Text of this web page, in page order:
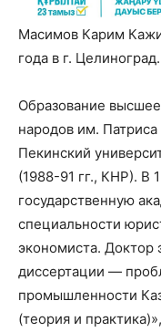
Масимов Карим
года в г. Целиноград.
Образование
народов им.
Пекинский
(1988-91 гг., КНР). В
государственную
специальности
экономиста. Доктор
диссертации —
промышленности
(теория и